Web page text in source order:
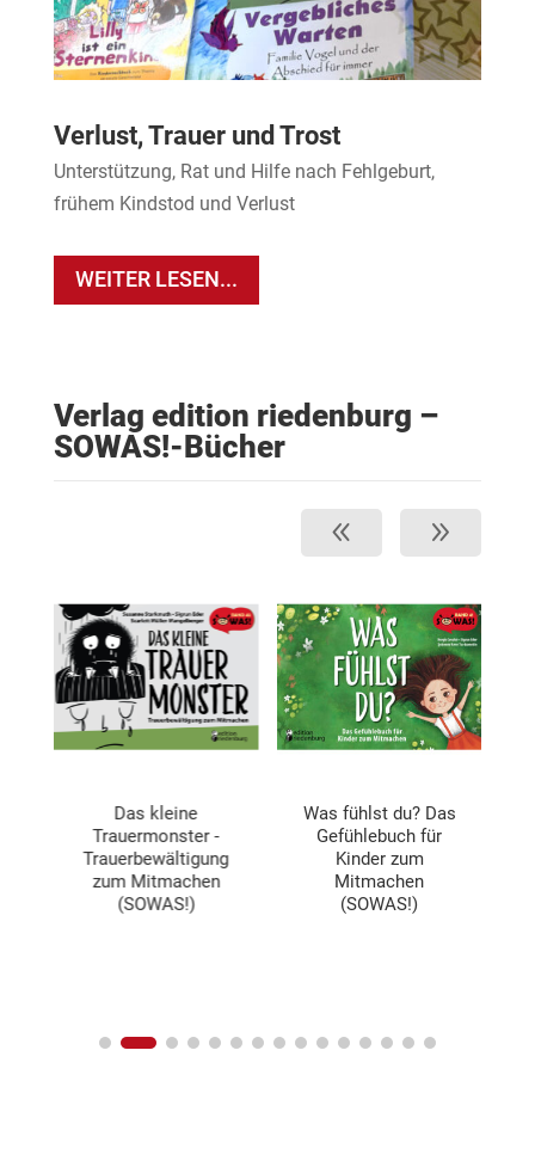
Verlust, Trauer und Trost
Unterstützung, Rat und Hilfe nach Fehlgeburt,
frühem Kindstod und Verlust
WEITER LESEN...
Verlag edition riedenburg –
SOWAS!-Bücher
Das kleine
Trauermonster -
Trauerbewältigung
zum Mitmachen
(SOWAS!)
Was fühlst du? Das
Gefühlebuch für
Kinder zum
Mitmachen
(SOWAS!)